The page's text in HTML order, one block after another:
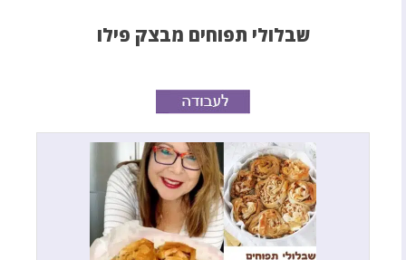
שבלולי תפוחים מבצק פילו